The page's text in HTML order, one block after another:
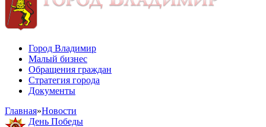
Город Владимир
Малый бизнес
Обращения граждан
Стратегия города
Документы
Главная»Новости
День Победы